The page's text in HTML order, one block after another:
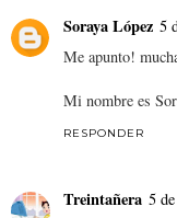
Soraya López 5
Me apunto!
Mi nombre es
RESPONDER
Treintañera 5